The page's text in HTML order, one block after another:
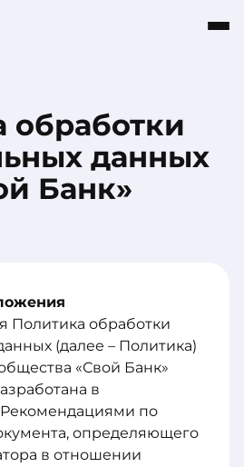
Сбережения
О Банке
03 Интернет-Банк
обработки
данных
Банк»
Политика обработки
(далее – Политика)
«Свой Банк»
в
Рекомендациями по
определяющего
в отношении